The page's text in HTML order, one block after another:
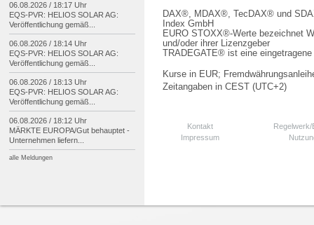
DAX®, MDAX®, TecDAX® und
Index GmbH
EURO STOXX®-Werte bezeichnet
und/oder ihrer Lizenzgeber
TRADEGATE® ist eine
Kurse in EUR;
Zeitangaben in CEST (UTC+2)
Kontakt
Impressum
06.08.2026 / 18:17 Uhr
EQS-PVR: HELIOS SOLAR AG:
Veröffentlichung gemäß...
06.08.2026 / 18:14 Uhr
EQS-PVR: HELIOS SOLAR AG:
Veröffentlichung gemäß...
06.08.2026 / 18:13 Uhr
EQS-PVR: HELIOS SOLAR AG:
Veröffentlichung gemäß...
06.08.2026 / 18:12 Uhr
MÄRKTE EUROPA/Gut behauptet -
Unternehmen liefern...
alle Meldungen